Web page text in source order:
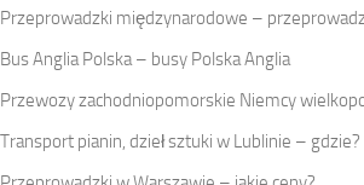
Przeprowadzki międzynarodowe –
Bus Anglia Polska – busy Polska Anglia
Przewozy zachodniopomorskie Niemcy
Transport pianin, dzieł sztuki w Lublinie – gdzie?